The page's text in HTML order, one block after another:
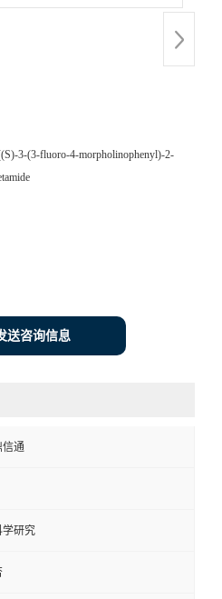
3-(3-fluoro-4-morpholinophenyl)-2-
送咨询信息
信通
学研究